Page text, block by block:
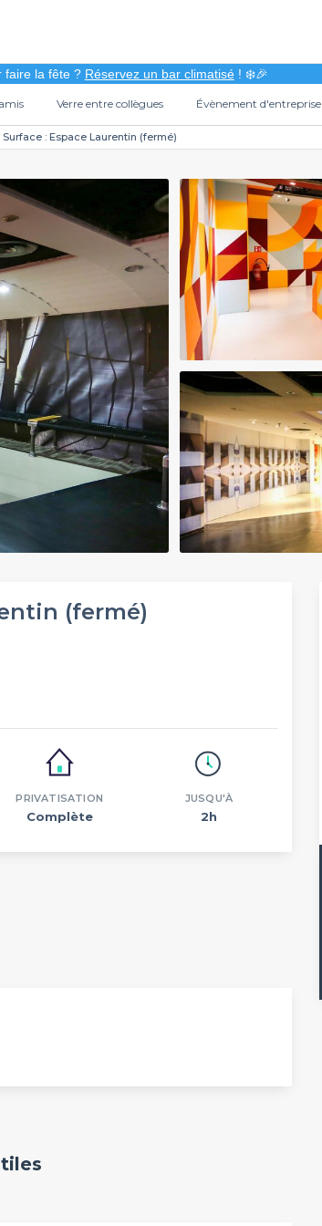
faire la fête ? Réservez un bar climatisé! ❄️🎉
Verre entre collègues Évènement d'entreprise
: Espace Laurentin (fermé)
(fermé)
PRIVATISATION
Complète
JUSQU'À
2h